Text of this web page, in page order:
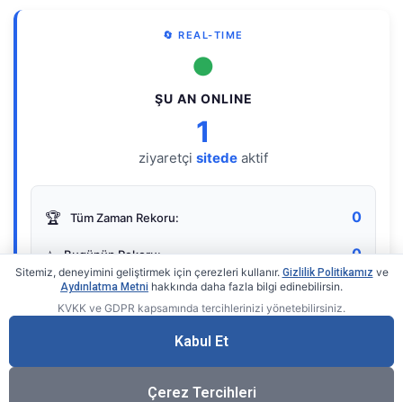
🔄 REAL-TIME
●
ŞU AN ONLINE
1
ziyaretçi sitede aktif
🏆 Tüm Zaman Rekoru: 0
⭐ Bugünün Rekoru: 0
Gerçek zamanlı sayaç
Sitemiz, deneyimini geliştirmek için çerezleri kullanır. Gizlilik Politikamız ve
Aydınlatma Metni hakkında daha fazla bilgi edinebilirsin.
KVKK ve GDPR kapsamında tercihlerinizi yönetebilirsiniz.
Kabul Et
Çerez Tercihleri